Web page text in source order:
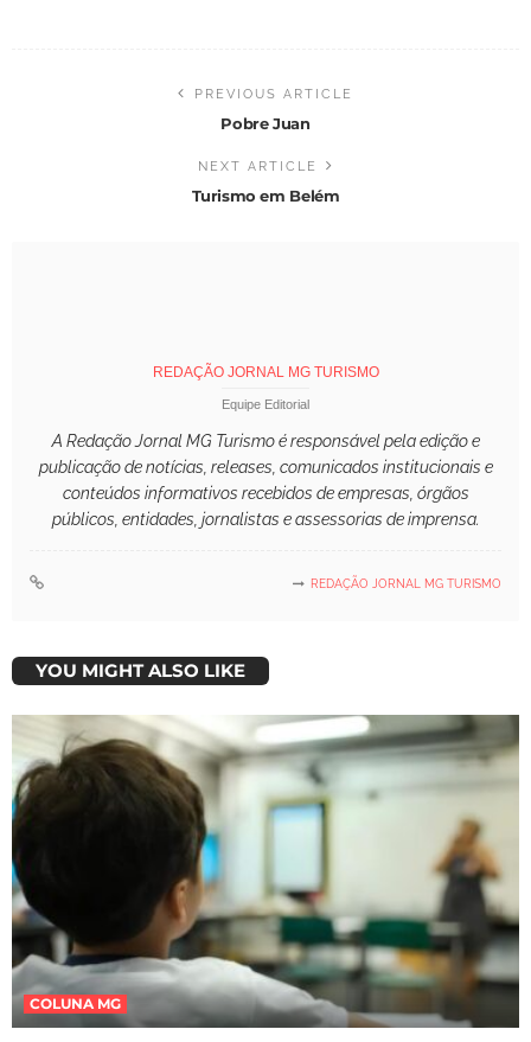
PREVIOUS ARTICLE
Pobre Juan
NEXT ARTICLE
Turismo em Belém
REDAÇÃO JORNAL MG TURISMO
Equipe Editorial
A Redação Jornal MG Turismo é responsável pela edição e
publicação de notícias, releases, comunicados institucionais e
conteúdos informativos recebidos de empresas, órgãos
públicos, entidades, jornalistas e assessorias de imprensa.
REDAÇÃO JORNAL MG TURISMO
YOU MIGHT ALSO LIKE
COLUNA MG